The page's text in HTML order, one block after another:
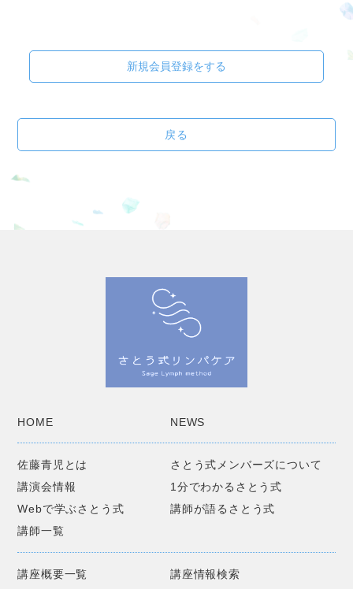
新規会員登録をする
戻る
HOME NEWS
佐藤青児とは
さとう式メンバーズについて
講演会情報
1分でわかるさとう式
Webで学ぶさとう式
講師が語るさとう式
講師一覧
講座概要一覧 講座情報検索